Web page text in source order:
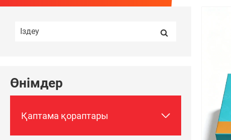
Өнімдер
Қаптама қораптары 